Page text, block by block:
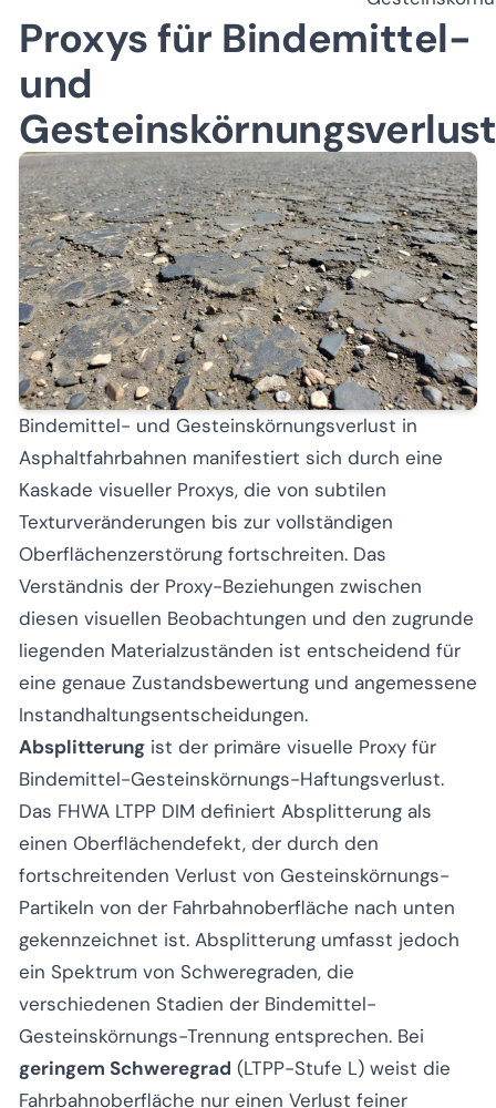
Proxys für Bindemittel-
und
Gesteinskörnungsverlust
Bindemittel- und Gesteinskörnungsverlust in
Asphaltfahrbahnen manifestiert sich durch eine
Kaskade visueller Proxys, die von subtilen
Texturveränderungen bis zur vollständigen
Oberflächenzerstörung fortschreiten. Das
Verständnis der Proxy-Beziehungen zwischen
diesen visuellen Beobachtungen und den zugrunde
liegenden Materialzuständen ist entscheidend für
eine genaue Zustandsbewertung und angemessene
Instandhaltungsentscheidungen.
Absplitterung ist der primäre visuelle Proxy für
Bindemittel-Gesteinskörnungs-Haftungsverlust.
Das FHWA LTPP DIM definiert Absplitterung als
einen Oberflächendefekt, der durch den
fortschreitenden Verlust von Gesteinskörnungs-
Partikeln von der Fahrbahnoberfläche nach unten
gekennzeichnet ist. Absplitterung umfasst jedoch
ein Spektrum von Schweregraden, die
verschiedenen Stadien der Bindemittel-
Gesteinskörnungs-Trennung entsprechen. Bei
geringem Schweregrad (LTPP-Stufe L) weist die
Fahrbahnoberfläche nur einen Verlust feiner